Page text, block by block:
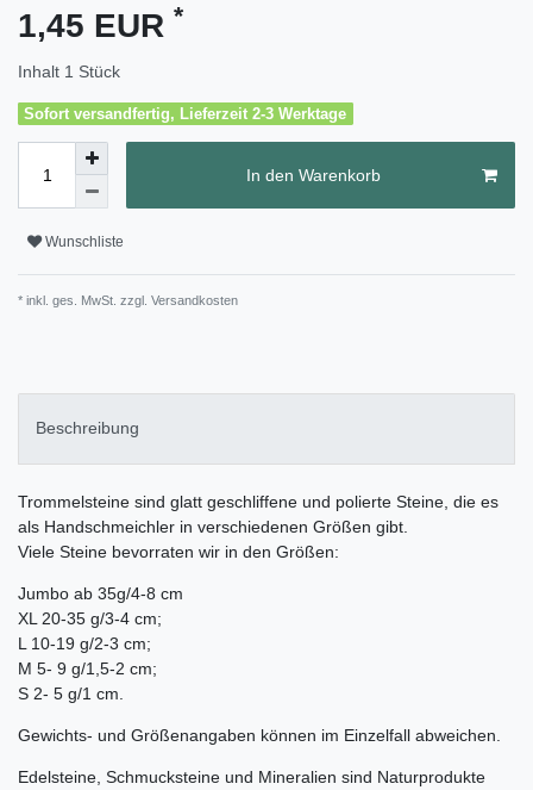
1,45 EUR *
Inhalt 1 Stück
Sofort versandfertig, Lieferzeit 2-3 Werktage
In den Warenkorb
Wunschliste
* inkl. ges. MwSt. zzgl. Versandkosten
Beschreibung
Trommelsteine sind glatt geschliffene und polierte Steine, die es
als Handschmeichler in verschiedenen Größen gibt.
Viele Steine bevorraten wir in den Größen:
Jumbo ab 35g/4-8 cm
XL 20-35 g/3-4 cm;
L 10-19 g/2-3 cm;
M 5- 9 g/1,5-2 cm;
S 2- 5 g/1 cm.
Gewichts- und Größenangaben können im Einzelfall abweichen.
Edelsteine, Schmucksteine und Mineralien sind Naturprodukte